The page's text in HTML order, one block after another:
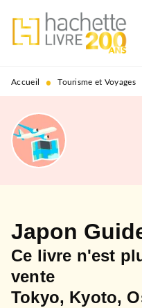
MENU RECHERCHE
PIED DE PAGE
Accueil • Tourisme et Voyages
Japon
Ce livre n'est
vente
Tokyo, Kyoto,